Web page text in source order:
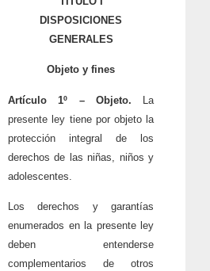
DISPOSICIONES
GENERALES
Objeto y fines
Artículo 1º – Objeto. La
presente ley tiene por objeto la
protección integral de los
derechos de las niñas, niños y
adolescentes.
Los derechos y garantías
enumerados en la presente ley
deben entenderse
complementarios de otros